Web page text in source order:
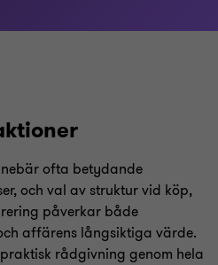
ofta betydande
och val av struktur vid köp,
påverkar både
affärens långsiktiga värde.
rådgivning genom hela